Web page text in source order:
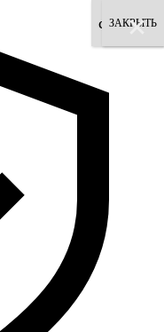
×
×
×
×
согласен
×
×
ЗАКРЫТЬ
×
×